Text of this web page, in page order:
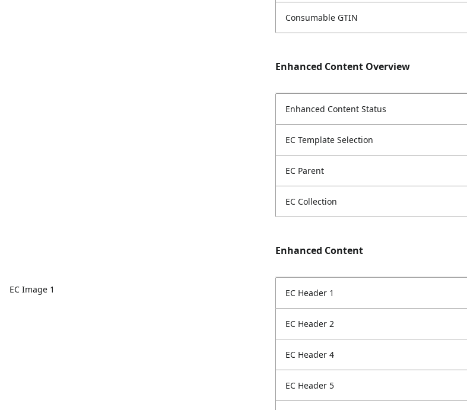
EC Image 1
Consumable GTIN
Enhanced Content Overview
Enhanced Content Status
EC Template Selection
EC Parent
EC Collection
Enhanced Content
EC Header 1
EC Header 2
EC Header 4
EC Header 5